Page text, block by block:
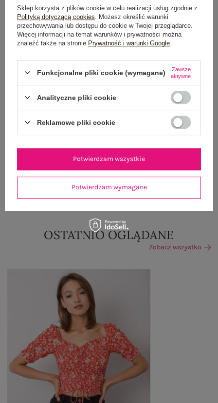
Do darmowej dostawy brakuje 200,00 zł
Wysyłka wponiedziałek
100 dni na zwrot
OPIS PRODUKTU
GŁÓWNE PARAMETRY
OPINIE O PRODUKCIE (1)
WYSYŁKA I DOSTAWA
OSTATNIO OGLĄDANE
Zobacz wszystko
Sklep korzysta z plików cookie w celu realizacji usług zgodnie z
Polityką dotyczącą cookies . Możesz określić warunki
przechowywania lub dostępu do cookie w Twojej przeglądarce.
Więcej informacji na temat warunków i prywatności można
znaleźć także na stronie Prywatność i warunki Google
Funkcjonalne pliki cookie (wymagane)
Zawsze
aktywne
Analityczne pliki cookie
Reklamowe pliki cookie
Potwierdzam wymagane
Potwierdzam wszystkie